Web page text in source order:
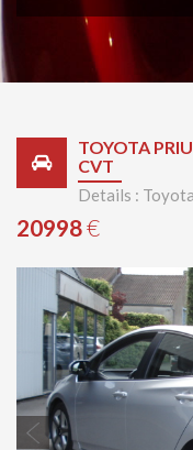
TOYOTA
CVT
Details :
20998€
Previous